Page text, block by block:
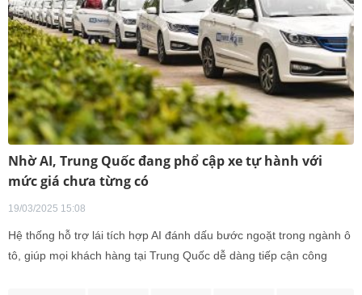
Nhờ AI, Trung Quốc đang phổ cập xe tự hành với
mức giá chưa từng có
19/03/2025 15:08
Hệ thống hỗ trợ lái tích hợp AI đánh dấu bước ngoặt trong ngành ô
tô, giúp mọi khách hàng tại Trung Quốc dễ dàng tiếp cận công